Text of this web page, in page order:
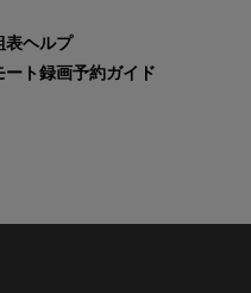
表ヘルプ
ート録画予約ガイド